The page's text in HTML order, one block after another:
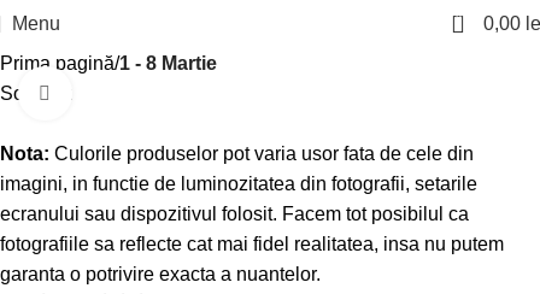
Menu 0 0,00
Prima pagină 1 - 8 Martie
Sold out
Nota: Culorile produselor pot varia usor fata de cele din
imagini, in functie de luminozitatea din fotografii, setarile
ecranului sau dispozitivul folosit. Facem tot posibilul ca
fotografiile sa reflecte cat mai fidel realitatea, insa nu putem
garanta o potrivire exacta a nuantelor.